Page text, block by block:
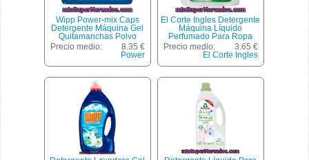
Wipp Power-mix Caps
Detergente Máquina Gel
Quitamanchas Polvo
Activo Envase 22
Precio medio:
8.35 €
Power
El Corte Ingles Detergente
Máquina Líquido
Perfumado Para Ropa
Blanca Y De Color Envase
20 Cápsulas
Precio medio:
3.65 €
El Corte Ingles